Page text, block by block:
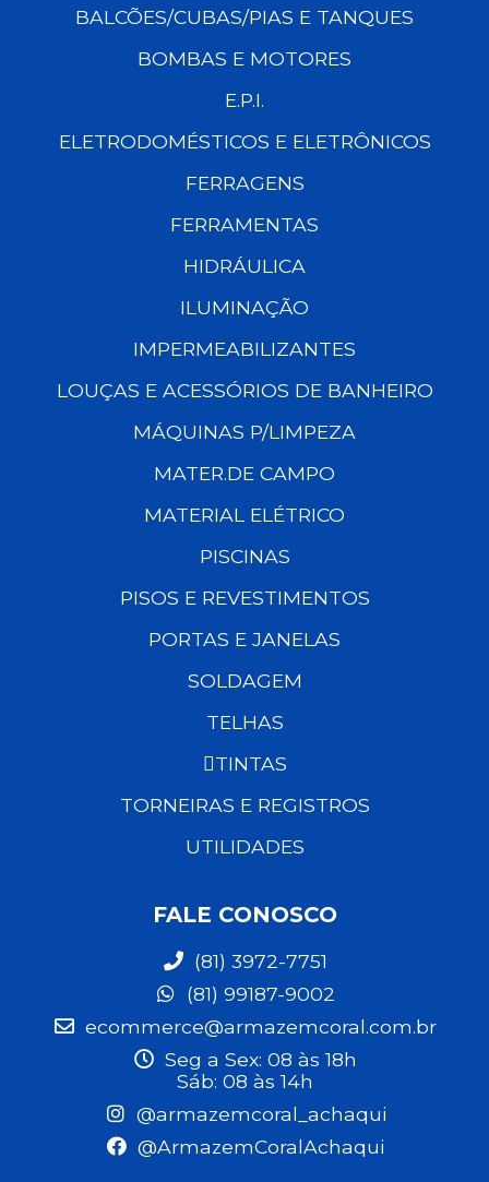
BALCÕES/CUBAS/PIAS E TANQUES
BOMBAS E MOTORES
E.P.I.
ELETRODOMÉSTICOS E ELETRÔNICOS
FERRAGENS
FERRAMENTAS
HIDRÁULICA
ILUMINAÇÃO
IMPERMEABILIZANTES
LOUÇAS E ACESSÓRIOS DE BANHEIRO
MÁQUINAS P/LIMPEZA
MATER.DE CAMPO
MATERIAL ELÉTRICO
PISCINAS
PISOS E REVESTIMENTOS
PORTAS E JANELAS
SOLDAGEM
TELHAS
TINTAS
TORNEIRAS E REGISTROS
UTILIDADES
FALE CONOSCO
(81) 3972-7751
(81) 99187-9002
ecommerce@armazemcoral.com.br
Seg a Sex: 08 às 18h
Sáb: 08 às 14h
@armazemcoral_achaqui
@ArmazemCoralAchaqui